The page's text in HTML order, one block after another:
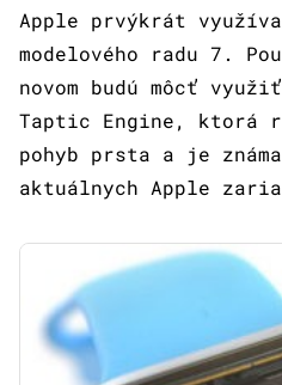
Apple prvýkrát
modelového radu 7.
novom budú môcť
Taptic Engine, ktorá
pohyb prsta a je
aktuálnych Apple